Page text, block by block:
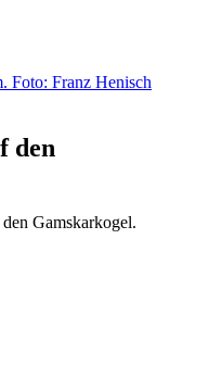
den
Gamskarkogel.